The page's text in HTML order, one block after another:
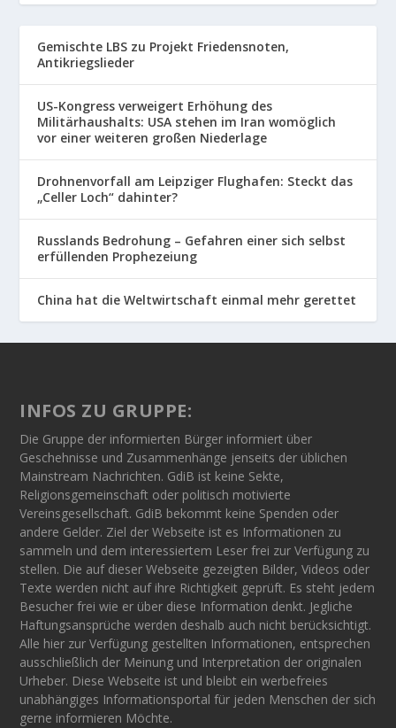
Gemischte LBS zu Projekt Friedensnoten,
Antikriegslieder
US-Kongress verweigert Erhöhung des
Militärhaushalts: USA stehen im Iran womöglich
vor einer weiteren großen Niederlage
Drohnenvorfall am Leipziger Flughafen: Steckt das
„Celler Loch“ dahinter?
Russlands Bedrohung – Gefahren einer sich selbst
erfüllenden Prophezeiung
China hat die Weltwirtschaft einmal mehr gerettet
INFOS ZU GRUPPE:
Die Gruppe der informierten Bürger informiert über
Geschehnisse und Zusammenhänge jenseits der üblichen
Mainstream Nachrichten. GdiB ist keine Sekte,
Religionsgemeinschaft oder politisch motivierte
Vereinsgesellschaft. GdiB bekommt keine Spenden oder
andere Gelder. Ziel der Webseite ist es Informationen zu
sammeln und dem interessiertem Leser frei zur Verfügung zu
stellen. Die auf dieser Webseite gezeigten Bilder, Videos oder
Texte werden nicht auf ihre Richtigkeit geprüft. Es steht jedem
Besucher frei wie er über diese Information denkt. Jegliche
Haftungsansprüche werden deshalb auch nicht berücksichtigt.
Alle hier zur Verfügung gestellten Informationen, entsprechen
ausschließlich der Meinung und Interpretation der originalen
Urheber. Diese Webseite ist und bleibt ein werbefreies
unabhängiges Informationsportal für jeden Menschen der sich
gerne informieren Möchte.